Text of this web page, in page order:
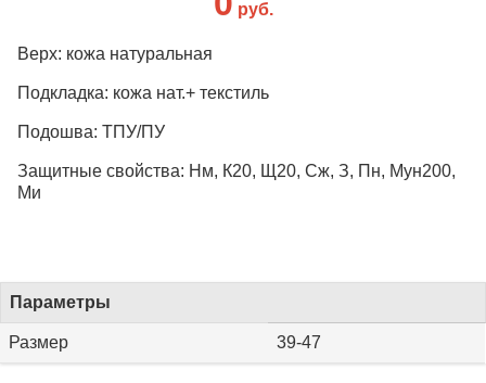
руб.
Верх: кожа натуральная
Подкладка: кожа нат.+ текстиль
Подошва: ТПУ/ПУ
Защитные свойства: Нм, К20, Щ20, Сж, З, Пн, Мун200,
Ми
Параметры
Размер 39-47